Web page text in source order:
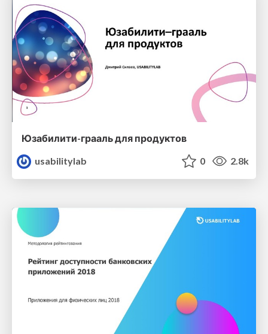
Юзабилити-грааль для продуктов
usabilitylab
0 2.8k